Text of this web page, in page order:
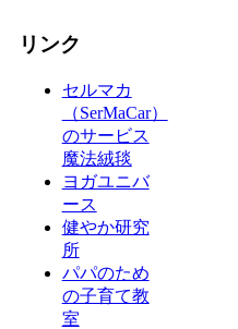
リンク
セルマカ
（SerMaCar）
のサービス
魔法絨毯
ヨガユニバ
ース
健やか研究
所
パパのため
の子育て教
室